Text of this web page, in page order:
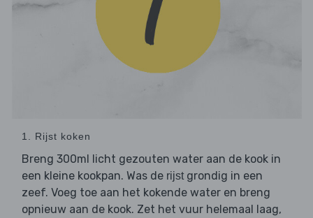
1. Rijst koken
Breng 300ml licht gezouten water aan de kook in
een kleine kookpan. Was de rijst grondig in een
zeef. Voeg toe aan het kokende water en breng
opnieuw aan de kook. Zet het vuur helemaal laag,